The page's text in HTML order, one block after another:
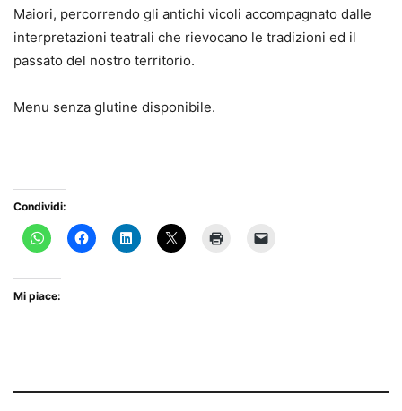
Maiori, percorrendo gli antichi vicoli accompagnato dalle
interpretazioni teatrali che rievocano le tradizioni ed il
passato del nostro territorio.
Menu senza glutine disponibile.
Condividi:
Mi piace: